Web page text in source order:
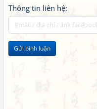
Thông tin liên hệ:
Gửi bình luận